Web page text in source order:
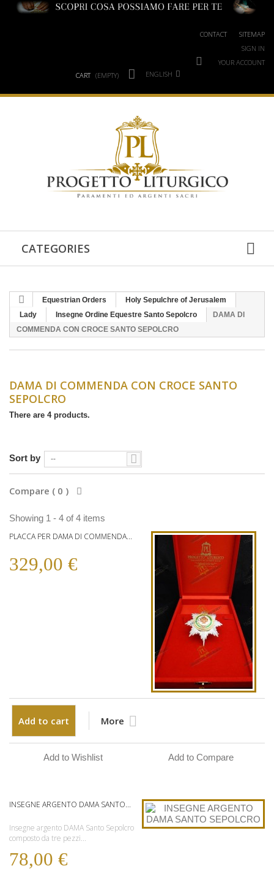
CONTACT
SITEMAP
SIGN IN
YOUR ACCOUNT
ENGLISH
CART (EMPTY)
CATEGORIES
Equestrian Orders
Holy Sepulchre of Jerusalem
Lady
Insegne Ordine Equestre Santo Sepolcro
DAMA DI
COMMENDA CON CROCE SANTO SEPOLCRO
DAMA DI COMMENDA CON CROCE SANTO
SEPOLCRO
There are 4 products.
Sort by --
Compare ( 0 )
Showing 1 - 4 of 4 items
PLACCA PER DAMA DI COMMENDA...
329,00 €
Add to cart More
Add to Wishlist Add to Compare
INSEGNE ARGENTO DAMA SANTO...
Insegne argento DAMA Santo Sepolcro
composto da tre pezzi...
78,00 €